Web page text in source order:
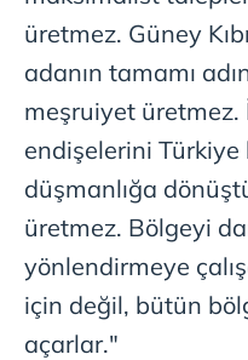
verileriniz işlenmekte
toplumu hizmetlerinin
kullanılmaktadır. Diğer
kılınması ve
reklam/pazarlama
sınırlı olarak açık rızanız
Çerezlere ilişkin
vasıtasıyla
için Ayarlar butonuna
Metnimizi ziyaret
üretmez. Güney
adanın tamamı
meşruiyet
endişelerini Türkiye
düşmanlığa
üretmez. Bölgeyi
yönlendirmeye
için değil, bütün
açarlar."